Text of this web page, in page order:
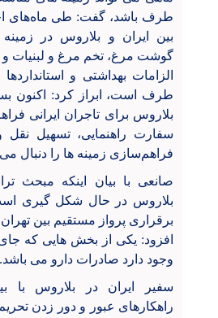
بین ایران و بلاروس در
گوشت مرغ، تخم مرغ و لبنیات و
الزامات بهداشتی و
طرف است، ابراز کرد: اکنون
بلاروس برای تاجران ایرانی
سفارت راهنمایی، تسهیل نقل
فراهم‌سازی زمینه ها را دنبال
صانعی با بیان اینکه مبحث
بلاروس در حال شکل گیری
برقراری پرواز مستقیم بین
افزود: یکی از بخش هایی که
وجود دارد صادرات دارو می باشد.
سفیر ایران در بلاروس با
راهکارهای عبور و دور زدن